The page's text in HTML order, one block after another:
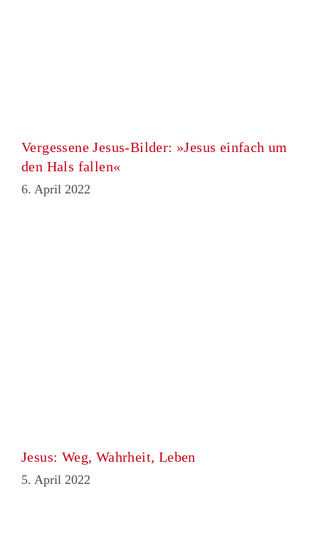
Vergessene Jesus-Bilder: »Jesus einfach um
den Hals fallen«
6. April 2022
Jesus: Weg, Wahrheit, Leben
5. April 2022